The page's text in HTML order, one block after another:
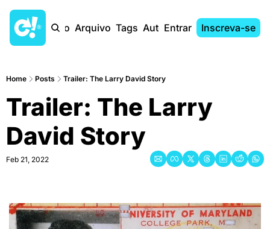
Início Arquivo Tags AutoresEntrar Inscreva-se
Home Posts Trailer: The Larry David Story
Trailer: The Larry
David Story
Feb 21, 2022